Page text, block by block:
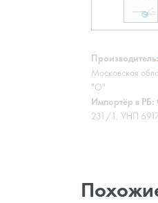
Производитель:
Московская
"О"
Импортёр в РБ:
231/1, УНП